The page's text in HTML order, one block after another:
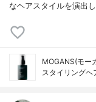
なヘアスタイルを演出
MOGANS(モー
スタイリングヘ